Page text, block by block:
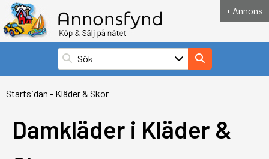
+ Annons
Startsidan - Kläder & Skor
Damkläder i Kläder &